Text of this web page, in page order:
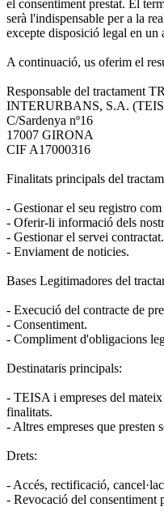
el consentiment prestat. El
serà l'indispensable per a la
excepte disposició legal en un
A continuació, us oferim el
Responsable del tractament
INTERURBANS, S.A.
C/Sardenya nº16
17007 GIRONA
CIF A17000316
Finalitats principals del
- Gestionar el seu registro
- Oferir-li informació dels
- Gestionar el servei contractat.
- Enviament de noticies.
Bases Legitimadores del
- Execució del contracte de
- Consentiment.
- Compliment d'obligacions
Destinataris principals:
- TEISA i empreses del
finalitats.
- Altres empreses que presten
Drets:
- Accés, rectificació,
- Revocació del consentiment